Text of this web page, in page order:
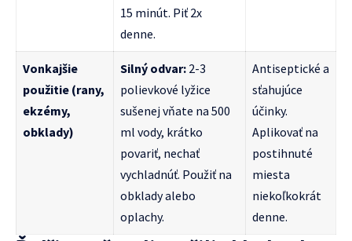
15 minút. Piť 2x
denne.
Vonkajšie
použitie (rany,
ekzémy,
obklady)
Silný odvar: 2-3
polievkové lyžice
sušenej vňate na 500
ml vody, krátko
povariť, nechať
vychladnúť. Použiť na
obklady alebo
oplachy.
Antiseptické a
sťahujúce
účinky.
Aplikovať na
postihnuté
miesta
niekoľkokrát
denne.